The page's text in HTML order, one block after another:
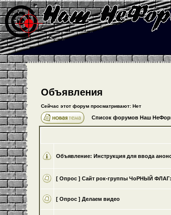
Объявления
Сейчас этот форум просматривают: Нет
Список форумов Наш
Объявление: Инструкция для ввода
[ Опрос ] Cайт рок-группы ЧоРНЫЙ ФЛАГ:
[ Опрос ] Делаем видео